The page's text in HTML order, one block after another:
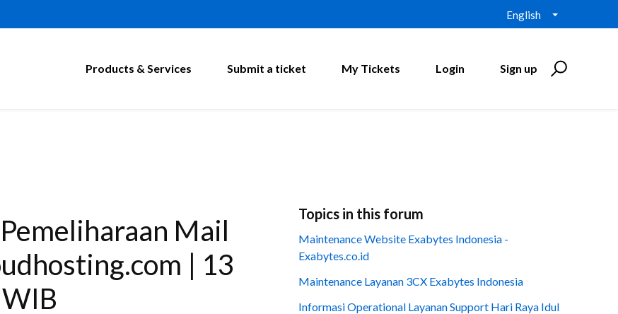
English
Products & Services Submit a ticket My Tickets Login Sign up
Mail
| 13
Topics in this forum
Maintenance Website Exabytes Indonesia -
Exabytes.co.id
Maintenance Layanan 3CX Exabytes Indonesia
Informasi Operational Layanan Support Hari Raya Idul